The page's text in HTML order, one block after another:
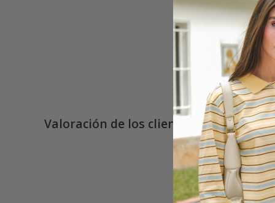
Valoración de los clientes